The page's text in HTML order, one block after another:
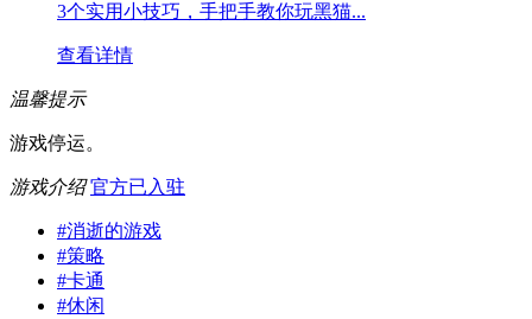
3个实用小技巧，手把手教你玩黑猫...
查看详情
温馨提示
游戏停运。
游戏介绍 官方已入驻
#消逝的游戏
#策略
#卡通
#休闲